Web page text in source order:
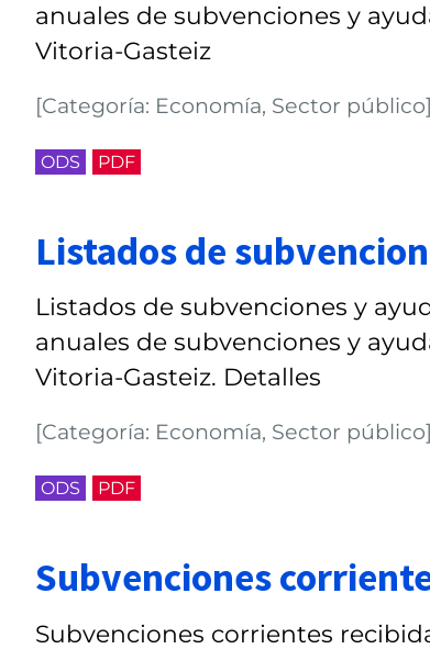
anuales de subvenciones y
Vitoria-Gasteiz
[Categoría: Economía, Sector
ODS PDF
Listados de
Listados de subvenciones y
anuales de subvenciones y
Vitoria-Gasteiz. Detalles
[Categoría: Economía, Sector
ODS PDF
Subvenciones
Subvenciones corrientes